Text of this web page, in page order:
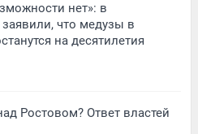
нет»: в
что медузы в
на десятилетия
Ростовом? Ответ властей